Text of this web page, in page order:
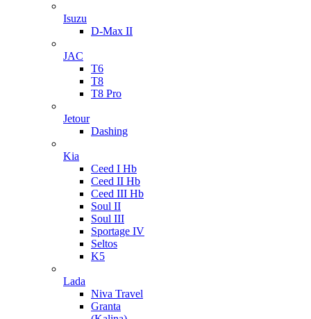
Isuzu
D-Max II
JAC
T6
T8
T8 Pro
Jetour
Dashing
Kia
Ceed I Hb
Ceed II Hb
Ceed III Hb
Soul II
Soul III
Sportage IV
Seltos
K5
Lada
Niva Travel
Granta